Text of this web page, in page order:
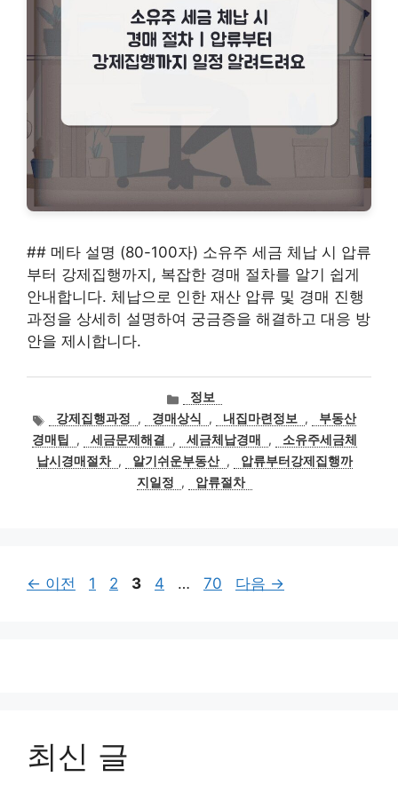
## 메타 설명 (80-100자) 소유주 세금 체납 시 압류
부터 강제집행까지, 복잡한 경매 절차를 알기 쉽게
안내합니다. 체납으로 인한 재산 압류 및 경매 진행
과정을 상세히 설명하여 궁금증을 해결하고 대응 방
안을 제시합니다.
카
테
고
리
정보
태
그
강제집행과정 , 경매상식 , 내집마련정보 ,
부동산
경매팁
, 세금문제해결 , 세금체납경매 ,
소유주세금체
납시경매절차 , 알기쉬운부동산 ,
압류부터강제집행까
지일정
, 압류절차
← 이전
페
1
페
2
페
3
페
4 …
페
70 다음 →
최신 글